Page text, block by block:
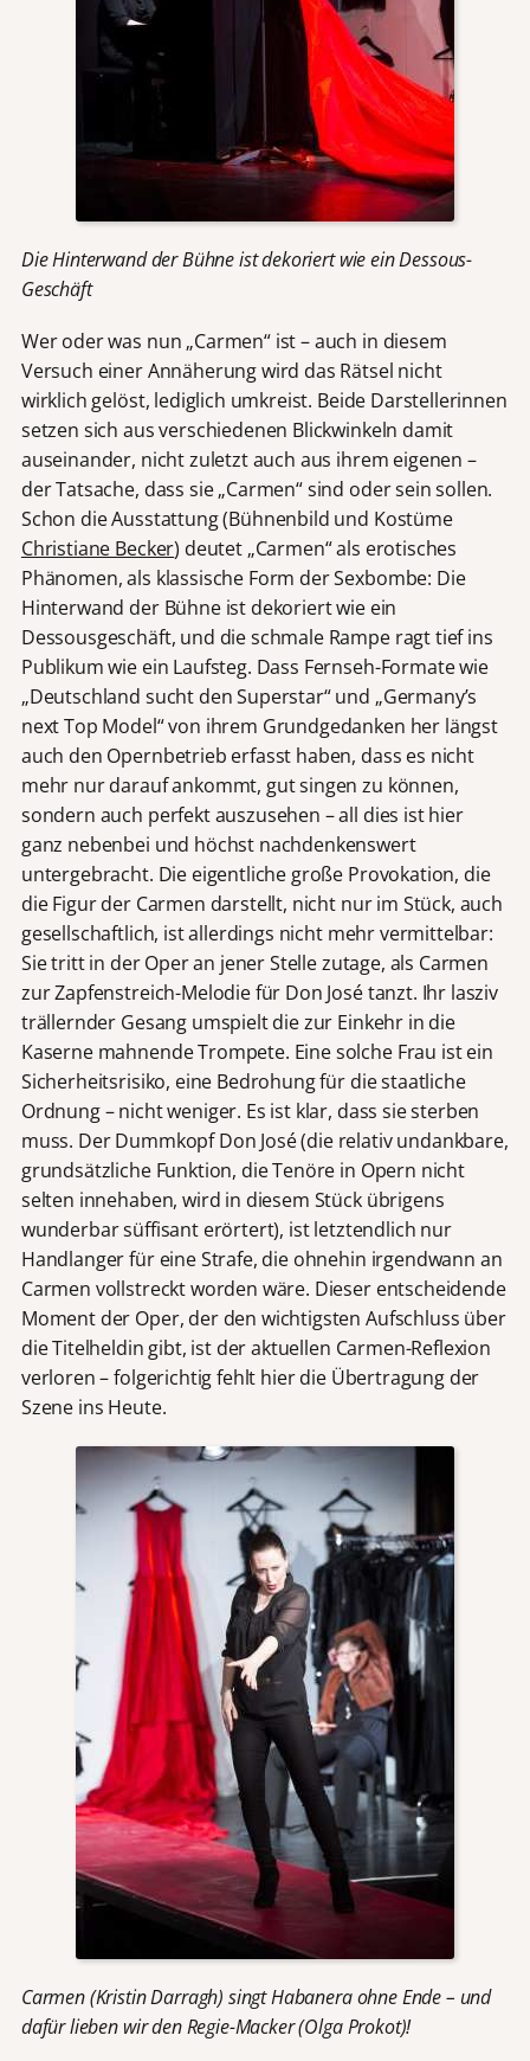
Die Hinterwand der Bühne ist dekoriert wie ein Dessous-
Geschäft
Wer oder was nun „Carmen“ ist – auch in diesem
Versuch einer Annäherung wird das Rätsel nicht
wirklich gelöst, lediglich umkreist. Beide Darstellerinnen
setzen sich aus verschiedenen Blickwinkeln damit
auseinander, nicht zuletzt auch aus ihrem eigenen –
der Tatsache, dass sie „Carmen“ sind oder sein sollen.
Schon die Ausstattung (Bühnenbild und Kostüme
Christiane Becker) deutet „Carmen“ als erotisches
Phänomen, als klassische Form der Sexbombe: Die
Hinterwand der Bühne ist dekoriert wie ein
Dessousgeschäft, und die schmale Rampe ragt tief ins
Publikum wie ein Laufsteg. Dass Fernseh-Formate wie
„Deutschland sucht den Superstar“ und „Germany’s
next Top Model“ von ihrem Grundgedanken her längst
auch den Opernbetrieb erfasst haben, dass es nicht
mehr nur darauf ankommt, gut singen zu können,
sondern auch perfekt auszusehen – all dies ist hier
ganz nebenbei und höchst nachdenkenswert
untergebracht. Die eigentliche große Provokation, die
die Figur der Carmen darstellt, nicht nur im Stück, auch
gesellschaftlich, ist allerdings nicht mehr vermittelbar:
Sie tritt in der Oper an jener Stelle zutage, als Carmen
zur Zapfenstreich-Melodie für Don José tanzt. Ihr lasziv
trällernder Gesang umspielt die zur Einkehr in die
Kaserne mahnende Trompete. Eine solche Frau ist ein
Sicherheitsrisiko, eine Bedrohung für die staatliche
Ordnung – nicht weniger. Es ist klar, dass sie sterben
muss. Der Dummkopf Don José (die relativ undankbare,
grundsätzliche Funktion, die Tenöre in Opern nicht
selten innehaben, wird in diesem Stück übrigens
wunderbar süffisant erörtert), ist letztendlich nur
Handlanger für eine Strafe, die ohnehin irgendwann an
Carmen vollstreckt worden wäre. Dieser entscheidende
Moment der Oper, der den wichtigsten Aufschluss über
die Titelheldin gibt, ist der aktuellen Carmen-Reflexion
verloren – folgerichtig fehlt hier die Übertragung der
Szene ins Heute.
Carmen (Kristin Darragh) singt Habanera ohne Ende – und
dafür lieben wir den Regie-Macker (Olga Prokot)!